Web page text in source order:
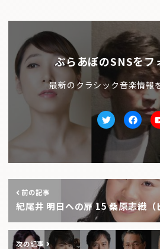
ぶらあぼのSNSをフ
最新のクラシック音楽情報
Twitter
前の記事
紀尾井 明日への扉 15 桑原志織（
次の記事